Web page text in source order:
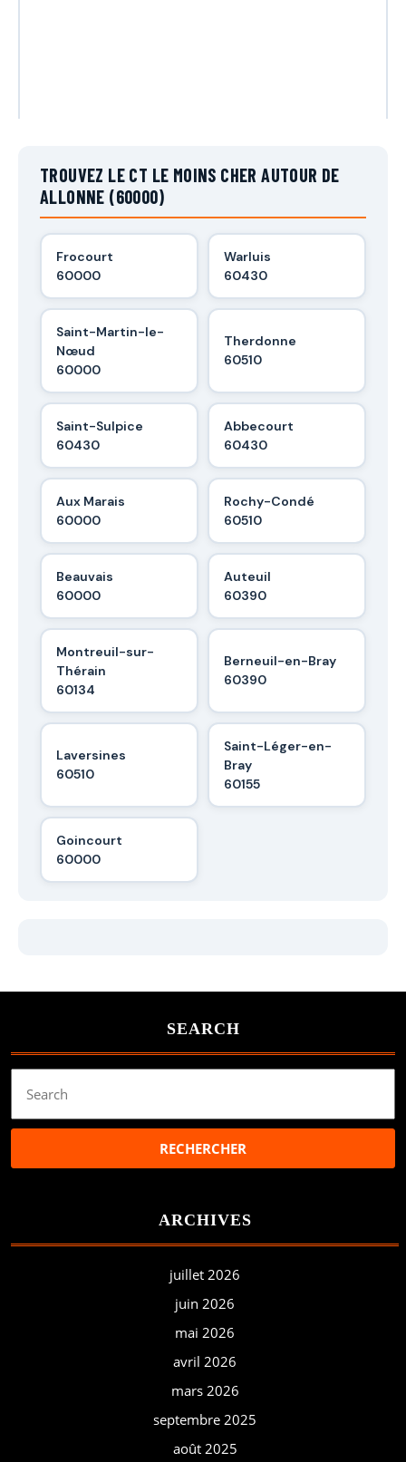
TROUVEZ LE CT LE MOINS CHER AUTOUR DE
ALLONNE (60000)
Frocourt
60000
Warluis
60430
Saint-Martin-le-
Nœud
60000
Therdonne
60510
Saint-Sulpice
60430
Abbecourt
60430
Aux Marais
60000
Rochy-Condé
60510
Beauvais
60000
Auteuil
60390
Montreuil-sur-
Thérain
60134
Berneuil-en-Bray
60390
Laversines
60510
Saint-Léger-en-
Bray
60155
Goincourt
60000
SEARCH
for:
ARCHIVES
juillet 2026
juin 2026
mai 2026
avril 2026
mars 2026
septembre 2025
août 2025